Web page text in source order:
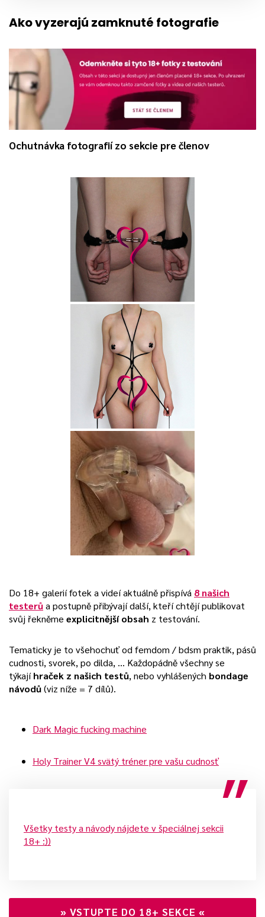
Ako vyzerajú zamknuté fotografie
Ochutnávka fotografií zo sekcie pre členov
Do 18+ galerií fotek a videí aktuálně přispívá 8 našich
testerůa postupně přibývají další, kteří chtějí publikovat
svůj řekněme explicitnější obsah z testování.
Tematicky je to všehochuť od femdom / bdsm praktik, pásů
cudnosti, svorek, po dilda, … Každopádně všechny se
týkajíhraček z našich testů, nebo vyhlášených bondage
návodů(viz níže = 7 dílů).
Dark Magic fucking machine
Holy Trainer V4 svätý tréner pre vašu cudnosť
Všetky testy a návody nájdete v špeciálnej sekcii
18+ :))
» VSTUPTE DO 18+ SEKCE «